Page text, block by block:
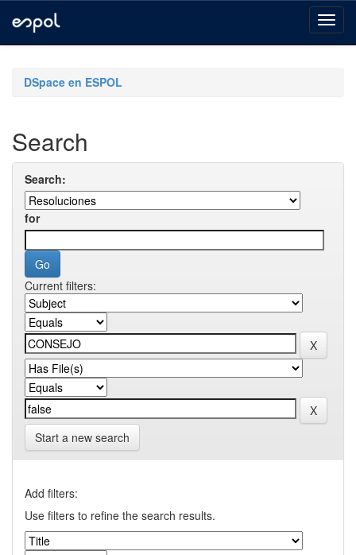
navigationDSpace en ESPOL
Search
Search:
for
Current filters:
Start a new search
Add filters:
Use filters to refine the search results.